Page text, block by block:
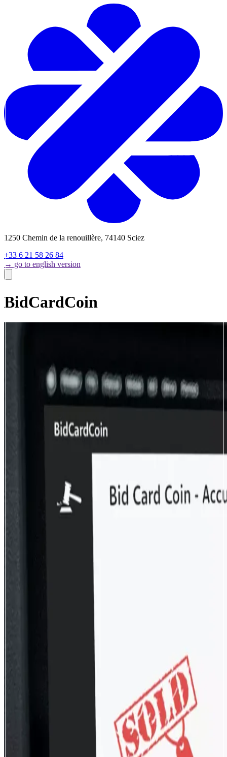
1250 Chemin de la renouillère, 74140 Sciez
+33 6 21 58 26 84
→ go to english version
BidCardCoin